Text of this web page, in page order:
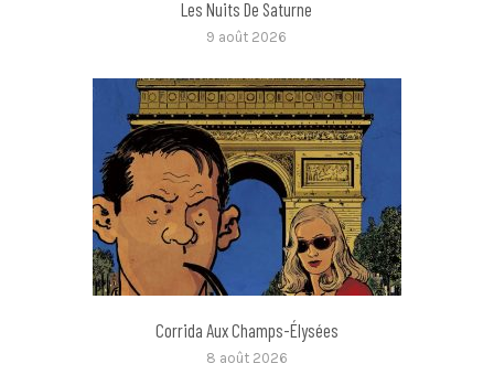
Les Nuits De Saturne
9 août 2026
Corrida Aux Champs-Élysées
8 août 2026